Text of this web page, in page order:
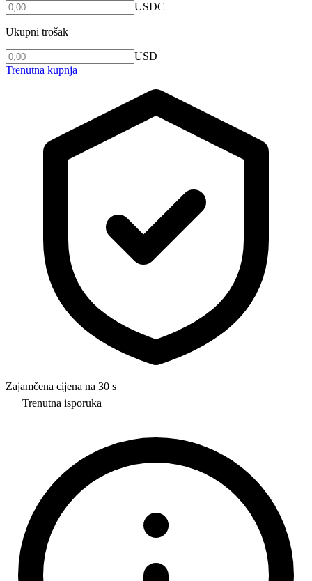
USDC
Ukupni trošak
USD
Trenutna kupnja
Zajamčena cijena na 30 s
Trenutna isporuka